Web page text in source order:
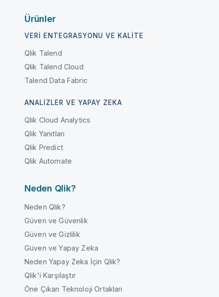
Ürünler
VERI ENTEGRASYONU VE KALITE
Qlik Talend
Qlik Talend Cloud
Talend Data Fabric
ANALIZLER VE YAPAY ZEKA
Qlik Cloud Analytics
Qlik Yanıtları
Qlik Predict
Qlik Automate
Neden Qlik?
Neden Qlik?
Güven ve Güvenlik
Güven ve Gizlilik
Güven ve Yapay Zeka
Neden Yapay Zeka İçin Qlik?
Qlik'i Karşılaştır
Öne Çıkan Teknoloji Ortakları